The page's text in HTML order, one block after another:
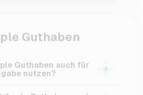
Guthaben
Guthaben auch für
nutzen?